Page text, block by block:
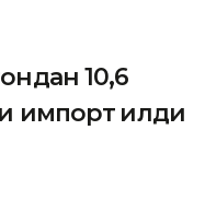
10,6
импорт қилди